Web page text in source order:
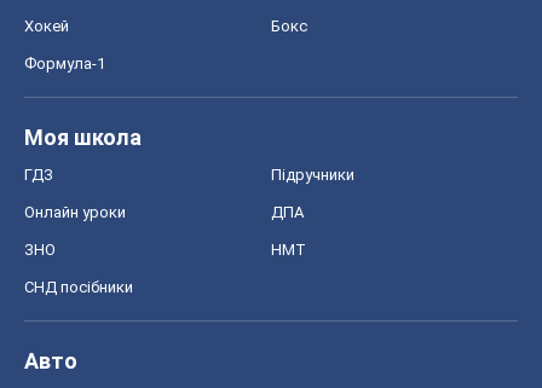
Хокей Бокс
Формула-1
Моя школа
ГДЗ Підручники
Онлайн уроки ДПА
ЗНО НМТ
СНД посібники
Авто